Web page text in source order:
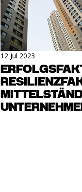
12 Jul 2023